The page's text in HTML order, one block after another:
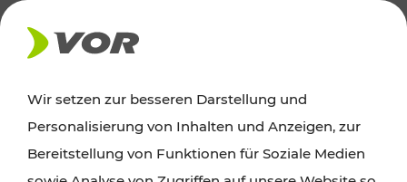
AKTUELLES
Ausflugstipps
Wir setzen zur besseren Darstellung und
Personalisierung von Inhalten und Anzeigen, zur
Bereitstellung von Funktionen für Soziale Medien